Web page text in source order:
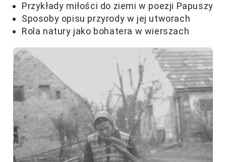
Przykłady miłości do ziemi w poezji Papuszy
Sposoby opisu przyrody w jej utworach
Rola natury jako bohatera w wierszach